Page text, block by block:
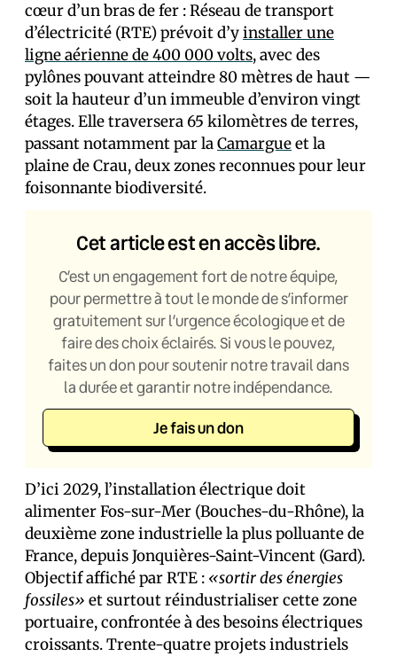
cœur d’un bras de fer : Réseau de transport
d’électricité (RTE) prévoit d’yinstaller une
ligne aérienne de 400 000 volts, avec des
pylônes pouvant atteindre 80 mètres de haut —
soit la hauteur d’un immeuble d’environ vingt
étages. Elle traversera 65 kilomètres de terres,
passant notamment par laCamargueet la
plaine de Crau, deux zones reconnues pour leur
foisonnante biodiversité.
Cet article est en accès libre.
C’est un engagement fort de notre équipe,
pour permettre à tout le monde de s’informer
gratuitement sur l’urgence écologique et de
faire des choix éclairés. Si vous le pouvez,
faites un don pour soutenir notre travail dans
la durée et garantir notre indépendance.
Je fais un don
D’ici 2029, l’installation électrique doit
alimenter Fos-sur-Mer (Bouches-du-Rhône), la
deuxième zone industrielle la plus polluante de
France, depuis Jonquières-Saint-Vincent (Gard).
Objectif affiché par RTE : «sortir des énergies
fossiles» et surtout réindustrialiser cette zone
portuaire, confrontée à des besoins électriques
croissants. Trente-quatre projets industriels